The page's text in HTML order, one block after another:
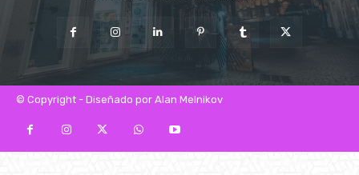
© Copyright - Diseñado por Alan Melnikov